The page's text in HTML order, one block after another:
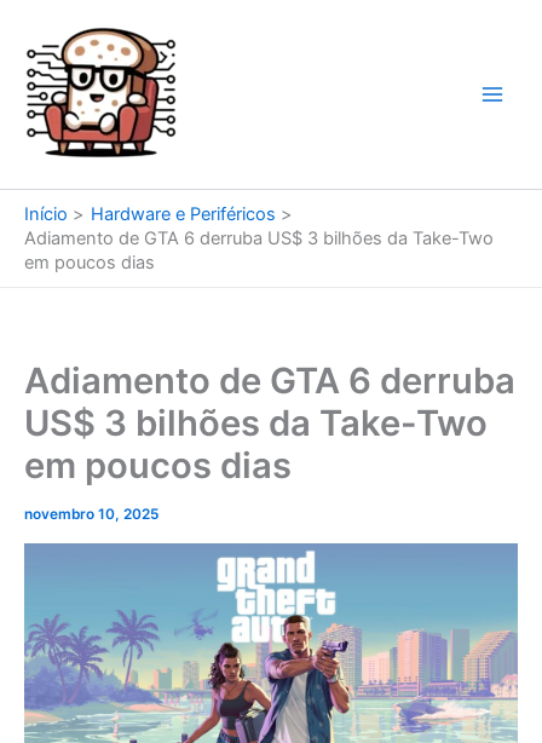
conteúdo
Início
Hardware e Periféricos
Adiamento de GTA 6 derruba US$ 3 bilhões da Take-Two
em poucos dias
Adiamento de GTA 6 derruba
US$ 3 bilhões da Take-Two
em poucos dias
novembro 10, 2025